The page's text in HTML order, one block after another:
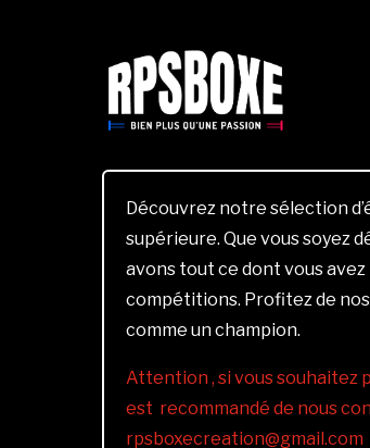
Découvrez notre sélection
supérieure. Que vous soyez
avons tout ce dont vous
compétitions. Profitez de
comme un champion.
Attention , si vous souhaitez
est recommandé de nous
rpsboxecreation@gmail.com